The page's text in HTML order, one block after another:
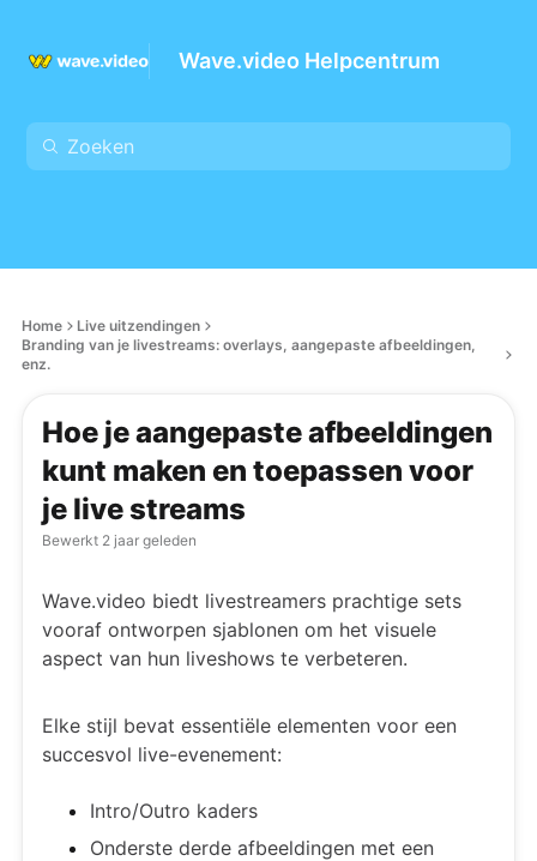
Wave.video Helpcentrum
Home
Live uitzendingen
Branding van je livestreams: overlays, aangepaste afbeeldingen,
enz.
Hoe je aangepaste afbeeldingen
kunt maken en toepassen voor
je live streams
Bewerkt 2 jaar geleden
Wave.video biedt livestreamers prachtige sets
vooraf ontworpen sjablonen om het visuele
aspect van hun liveshows te verbeteren.
Elke stijl bevat essentiële elementen voor een
succesvol live-evenement:
Intro/Outro kaders
Onderste derde afbeeldingen met een